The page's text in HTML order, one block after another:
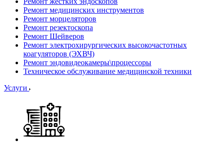
Ремонт медицинских инструментов
Ремонт морцеляторов
Ремонт резектоскопа
Ремонт Шейверов
Ремонт электрохирургических высокочастотных
коагуляторов (ЭХВЧ)
Ремонт эндовидеокамеры\процессоры
Техническое обслуживание медицинской техники
Услуги